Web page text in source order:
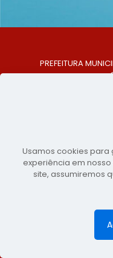
PREFEITURA
Centro, São
E-MAIL:
Copyright 2021-
Prefeitura
publicidade
Usamos cookies
experiência em nosso
site, assumiremos